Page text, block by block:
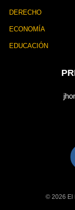
DERECHO
ECONOMÍA
EDUCACIÓN
© 2026 El